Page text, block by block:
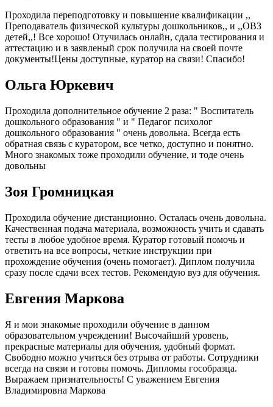
Проходила переподготовку и повышение квалификации ,,
Преподаватель физической культуры дошкольников,, и ,,ОВЗ
детей,,! Все хорошо! Отучилась онлайн, сдала тестирования и
аттестацию и в заявленый срок получила на своей почте
документы!Цены доступные, куратор на связи! Спасибо!
Ольга Юркевич
Проходила дополнительное обучение 2 раза: " Воспитатель
дошкольного образования " и " Педагог психолог
дошкольного образования " очень довольна. Всегда есть
обратная связь с куратором, все четко, доступно и понятно.
Много знакомых тоже проходили обучение, и тоде очень
довольны
Зоя Громницкая
Проходила обучение дистанционно. Осталась очень довольна.
Качественная подача материала, возможность учить и сдавать
тесты в любое удобное время. Куратор готовый помочь и
ответить на все вопросы, четкие инструкции при
прохождение обучения (очень помогает). Диплом получила
сразу после сдачи всех тестов. Рекомендую вуз для обучения.
Евгения Маркова
Я и мои знакомые проходили обучение в данном
образовательном учреждении! Высочайший уровень,
прекрасные материалы для обучения, удобный формат.
Свободно можно учиться без отрыва от работы. Сотрудники
всегда на связи и готовы помочь. Дипломы гособразца.
Выражаем признательность! С уважением Евгения
Владимировна Маркова